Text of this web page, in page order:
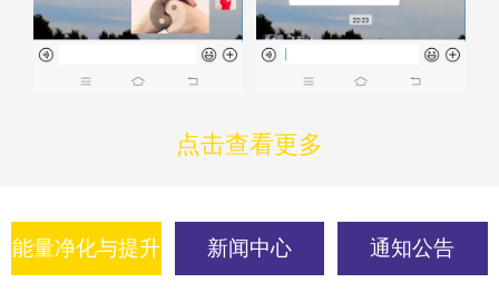
点击查看更多
能量净化与提升 新闻中心 通知公告